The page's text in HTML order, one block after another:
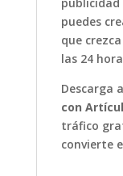
puedes
que
las 24
Descarga
con
tráfico
convierte